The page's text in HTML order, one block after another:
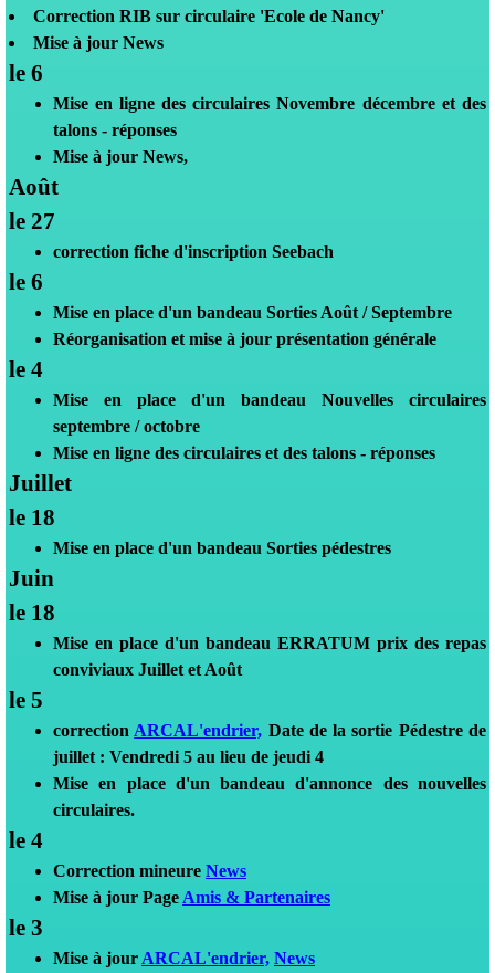
Correction RIB sur circulaire 'Ecole de Nancy'
Mise à jour News
le 6
Mise en ligne des circulaires Novembre décembre et des
talons - réponses
Mise à jour News,
Août
le 27
correction fiche d'inscription Seebach
le 6
Mise en place d'un bandeau Sorties Août / Septembre
Réorganisation et mise à jour présentation générale
le 4
Mise en place d'un bandeau
Nouvelles circulaires
septembre / octobre
Mise en ligne des circulaires et des talons - réponses
Juillet
le 18
Mise en place d'un bandeau Sorties pédestres
Juin
le 18
Mise en place d'un bandeau ERRATUM prix des repas
conviviaux Juillet et Août
le 5
correction ARCAL'endrier, Date de la sortie Pédestre de
juillet : Vendredi 5 au lieu de jeudi 4
Mise en place d'un bandeau d'annonce des nouvelles
circulaires.
le 4
Correction mineure News
Mise à jour Page Amis & Partenaires
le 3
Mise à jour ARCAL'endrier, News